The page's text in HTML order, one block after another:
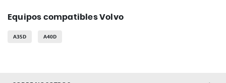
Equipos compatibles Volvo
A35D A40D